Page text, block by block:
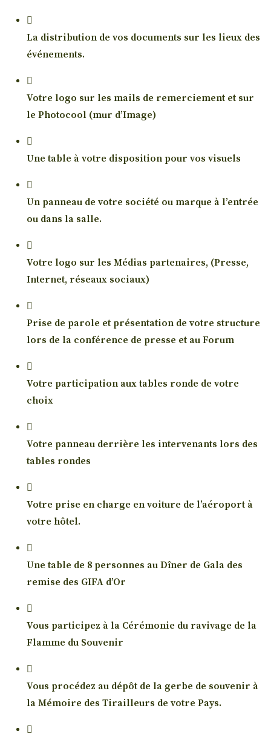
La distribution de vos documents sur les lieux des
événements.
Votre logo sur les mails de remerciement et sur
le Photocool (mur d’Image)
Une table à votre disposition pour vos visuels
Un panneau de votre société ou marque à l’entrée
ou dans la salle.
Votre logo sur les Médias partenaires, (Presse,
Internet, réseaux sociaux)
Prise de parole et présentation de votre structure
lors de la conférence de presse et au Forum
Votre participation aux tables ronde de votre
choix
Votre panneau derrière les intervenants lors des
tables rondes
Votre prise en charge en voiture de l’aéroport à
votre hôtel.
Une table de 8 personnes au Dîner de Gala des
remise des GIFA d’Or
Vous participez à la Cérémonie du ravivage de la
Flamme du Souvenir
Vous procédez au dépôt de la gerbe de souvenir à
la Mémoire des Tirailleurs de votre Pays.